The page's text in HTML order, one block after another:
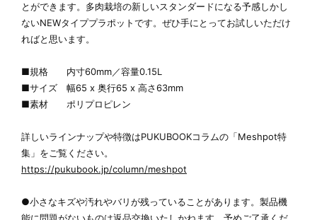
とができます。多肉栽培の新しいスタンダードになる予感しかし
ないNEWタイププラポットです。ぜひ手にとってお試しいただけ
ればと思います。
■規格 内寸60mm／容量0.15L
■サイズ 幅65 x 奥行65 x 高さ63mm
■素材 ポリプロピレン
詳しいラインナップや特徴はPUKUBOOKコラムの「Meshpot特
集」をご覧ください。
https://pukubook.jp/column/meshpot
●小さなキズや汚れやバリが残っていることがあります。製品機